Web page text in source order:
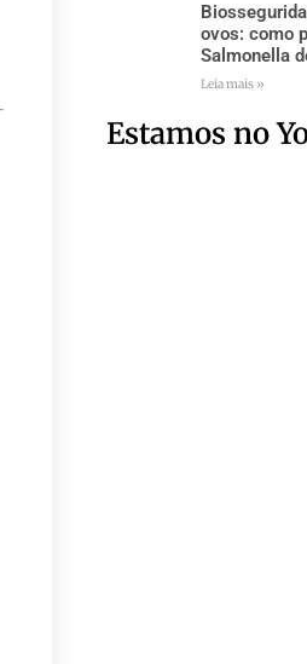
ovos: como
Salmonella
Leia mais »
Estamos no